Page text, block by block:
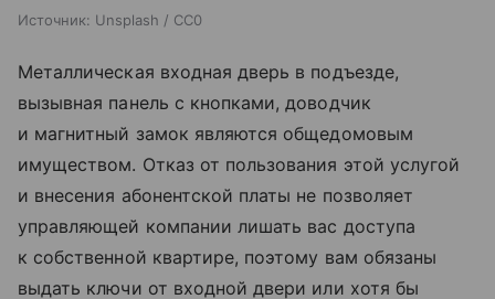
Источник: Unsplash / CC0
Металлическая входная дверь в подъезде,
вызывная панель с кнопками, доводчик
и магнитный замок являются общедомовым
имуществом. Отказ от пользования этой услугой
и внесения абонентской платы не позволяет
управляющей компании лишать вас доступа
к собственной квартире, поэтому вам обязаны
выдать ключи от входной двери или хотя бы